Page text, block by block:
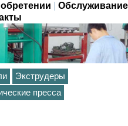
Обслуживание
Экструдеры
пресса